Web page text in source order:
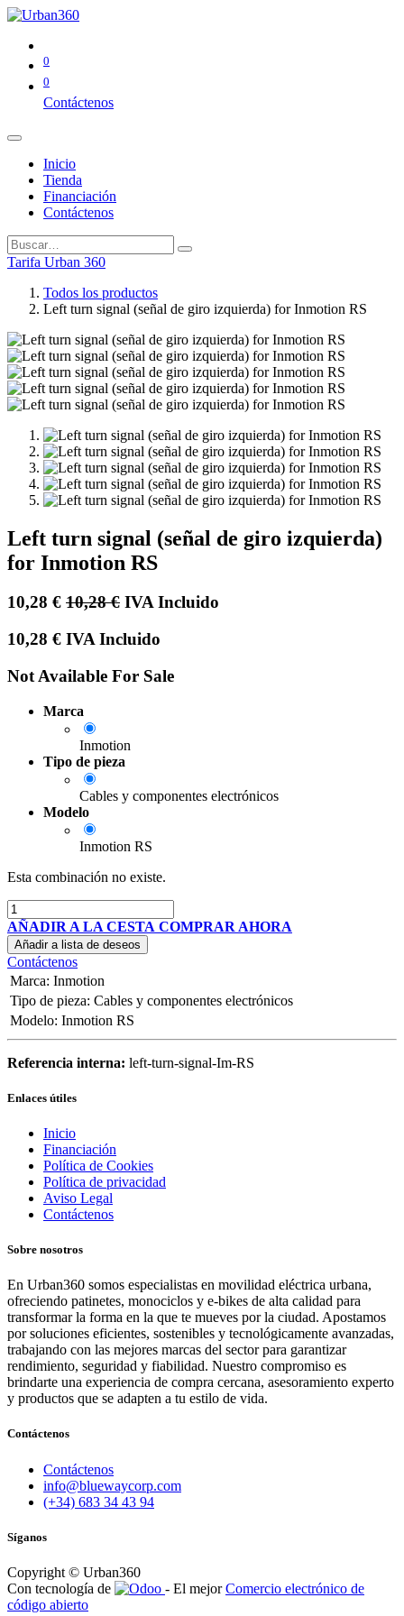
0
0
Contáctenos
Inicio
Tienda
Financiación
Contáctenos
Tarifa Urban 360
Todos los productos
Left turn signal (señal de giro izquierda) for Inmotion RS
Left turn signal (señal de giro izquierda)
for Inmotion RS
10,28 € 10,28€ IVA Incluido
10,28 € IVA Incluido
Not Available For Sale
Marca
Inmotion
Tipo de pieza
Cables y componentes electrónicos
Modelo
Inmotion RS
Esta combinación no existe.
AÑADIR A LA CESTA COMPRAR AHORA
Añadir a lista de deseos
Contáctenos
Marca: Inmotion
Tipo de pieza: Cables y componentes electrónicos
Modelo: Inmotion RS
Referencia interna: left-turn-signal-Im-RS
Enlaces útiles
Inicio
Financiación
Política de Cookies
Política de privacidad
Aviso Legal
Contáctenos
Sobre nosotros
En Urban360 somos especialistas en movilidad eléctrica urbana,
ofreciendo patinetes, monociclos y e-bikes de alta calidad para
transformar la forma en la que te mueves por la ciudad. Apostamos
por soluciones eficientes, sostenibles y tecnológicamente avanzadas,
trabajando con las mejores marcas del sector para garantizar
rendimiento, seguridad y fiabilidad. Nuestro compromiso es
brindarte una experiencia de compra cercana, asesoramiento experto
y productos que se adapten a tu estilo de vida.
Contáctenos
Contáctenos
info@bluewaycorp.com
(+34) 683 34 43 94
Síganos
Copyright © Urban360
Con tecnología de
- El mejorComercio electrónico de
código abierto